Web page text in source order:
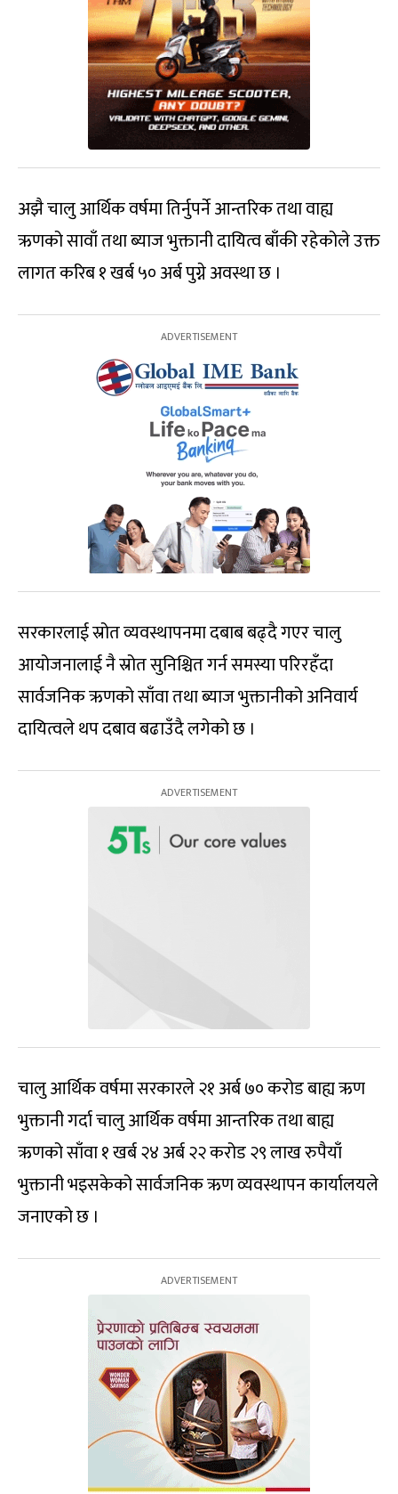
अझै चालु आर्थिक वर्षमा तिर्नुपर्ने आन्तरिक तथा वाह्य
ऋणको सावाँ तथा ब्याज भुक्तानी दायित्व बाँकी रहेकोले उक्त
लागत करिब १ खर्ब ५० अर्ब पुग्ने अवस्था छ ।
सरकारलाई स्रोत व्यवस्थापनमा दबाब बढ्दै गएर चालु
आयोजनालाई नै स्रोत सुनिश्चित गर्न समस्या परिरहँदा
सार्वजनिक ऋणको साँवा तथा ब्याज भुक्तानीको अनिवार्य
दायित्वले थप दबाव बढाउँदै लगेको छ ।
चालु आर्थिक वर्षमा सरकारले २१ अर्ब ७० करोड बाह्य ऋण
भुक्तानी गर्दा चालु आर्थिक वर्षमा आन्तरिक तथा बाह्य
ऋणको साँवा १ खर्ब २४ अर्ब २२ करोड २९ लाख रुपैयाँ
भुक्तानी भइसकेको सार्वजनिक ऋण व्यवस्थापन कार्यालयले
जनाएको छ ।